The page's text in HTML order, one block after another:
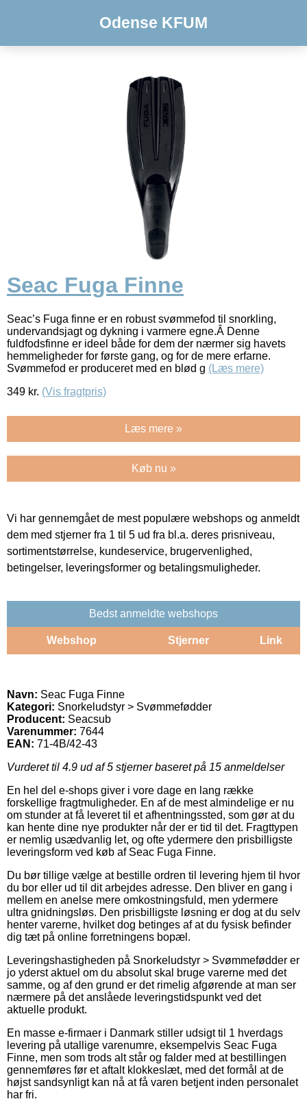
Odense KFUM
Seac Fuga Finne
Seac’s Fuga finne er en robust svømmefod til snorkling,
undervandsjagt og dykning i varmere egne.Â Denne
fuldfodsfinne er ideel både for dem der nærmer sig havets
hemmeligheder for første gang, og for de mere erfarne.
Svømmefod er produceret med en blød g (Læs mere)
349 kr. (Vis fragtpris)
Læs mere »
Køb nu »
Vi har gennemgået de mest populære webshops og anmeldt
dem med stjerner fra 1 til 5 ud fra bl.a. deres prisniveau,
sortimentstørrelse, kundeservice, brugervenlighed,
betingelser, leveringsformer og betalingsmuligheder.
Bedst anmeldte webshops
Webshop Stjerner Link
Navn: Seac Fuga Finne
Kategori: Snorkeludstyr > Svømmefødder
Producent: Seacsub
Varenummer: 7644
EAN: 71-4B/42-43
Vurderet til 4.9 ud af 5 stjerner baseret på 15 anmeldelser
En hel del e-shops giver i vore dage en lang række
forskellige fragtmuligheder. En af de mest almindelige er nu
om stunder at få leveret til et afhentningssted, som gør at du
kan hente dine nye produkter når der er tid til det. Fragttypen
er nemlig usædvanlig let, og ofte ydermere den prisbilligste
leveringsform ved køb af Seac Fuga Finne.
Du bør tillige vælge at bestille ordren til levering hjem til hvor
du bor eller ud til dit arbejdes adresse. Den bliver en gang i
mellem en anelse mere omkostningsfuld, men ydermere
ultra gnidningsløs. Den prisbilligste løsning er dog at du selv
henter varerne, hvilket dog betinges af at du fysisk befinder
dig tæt på online forretningens bopæl.
Leveringshastigheden på Snorkeludstyr > Svømmefødder er
jo yderst aktuel om du absolut skal bruge varerne med det
samme, og af den grund er det rimelig afgørende at man ser
nærmere på det anslåede leveringstidspunkt ved det
aktuelle produkt.
En masse e-firmaer i Danmark stiller udsigt til 1 hverdags
levering på utallige varenumre, eksempelvis Seac Fuga
Finne, men som trods alt står og falder med at bestillingen
gennemføres før et aftalt klokkeslæt, med det formål at de
højst sandsynligt kan nå at få varen betjent inden personalet
har fri.